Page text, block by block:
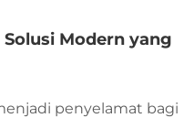
Modern yang
penyelamat bagi